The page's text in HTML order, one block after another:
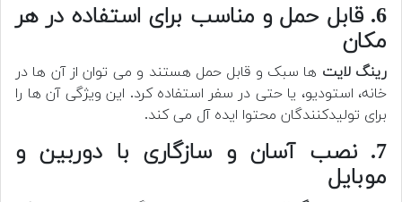
6. قابل حمل و مناسب برای استفاده در هر
مکان
رینگ لایت ها سبک و قابل حمل هستند و می توان از آن ها در
خانه، استودیو، یا حتی در سفر استفاده کرد. این ویژگی آن ها را
برای تولیدکنندگان محتوا ایده آل می کند.
7. نصب آسان و سازگاری با دوربین و
موبایل